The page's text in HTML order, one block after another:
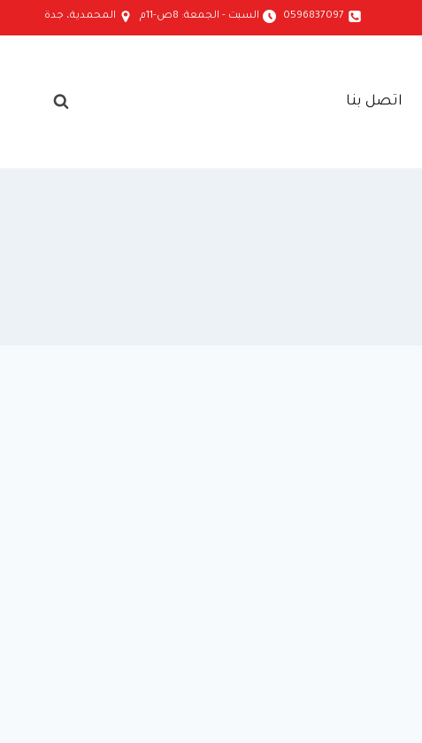
0596837097 السبت - الجمعة: 8ص-11م المحمدية، جدة
اتصل بنا